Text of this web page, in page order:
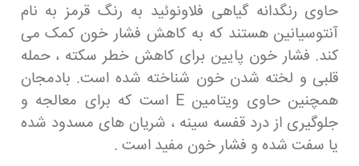
حاوی رنگدانه گیاهی فلاونوئید به رنگ قرمز به نام
آنتوسیانین هستند که به کاهش فشار خون کمک می
کند. فشار خون پایین برای کاهش خطر سکته ، حمله
قلبی و لخته شدن خون شناخته شده است. بادمجان
همچنین حاوی ویتامین E است که برای معالجه و
جلوگیری از درد قفسه سینه ، شریان های مسدود شده
یا سفت شده و فشار خون مفید است .